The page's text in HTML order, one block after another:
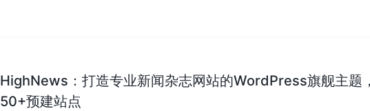
HighNews：打造专业新闻杂志网站的WordPress旗舰主题
50+预建站点